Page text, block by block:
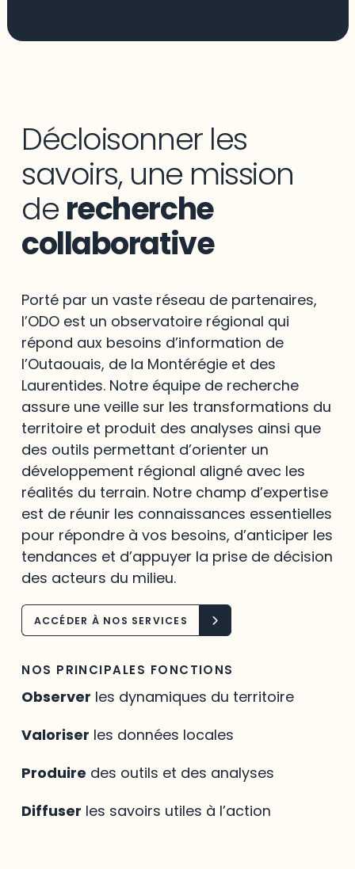
Décloisonner les
savoirs, une mission
de recherche
collaborative
Porté par un vaste réseau de partenaires,
l’ODO est un observatoire régional qui
répond aux besoins d’information de
l’Outaouais, de la Montérégie et des
Laurentides. Notre équipe de recherche
assure une veille sur les transformations du
territoire et produit des analyses ainsi que
des outils permettant d’orienter un
développement régional aligné avec les
réalités du terrain. Notre champ d’expertise
est de réunir les connaissances essentielles
pour répondre à vos besoins, d’anticiper les
tendances et d’appuyer la prise de décision
des acteurs du milieu.
ACCÉDER À NOS SERVICES
NOS PRINCIPALES FONCTIONS
Observer les dynamiques du territoire
Valoriser les données locales
Produire des outils et des analyses
Diffuser les savoirs utiles à l’action